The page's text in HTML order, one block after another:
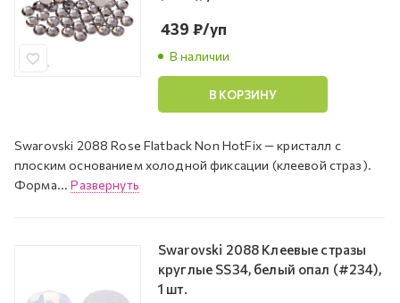
В наличии
439 ₽/уп
В КОРЗИНУ
Swarovski 2088 Rose Flatback Non HotFix — кристалл с
плоским основанием холодной фиксации (клеевой страз).
Форма...Развернуть
Swarovski 2088 Клеевые стразы
круглые SS34, белый опал (#234),
1 шт.